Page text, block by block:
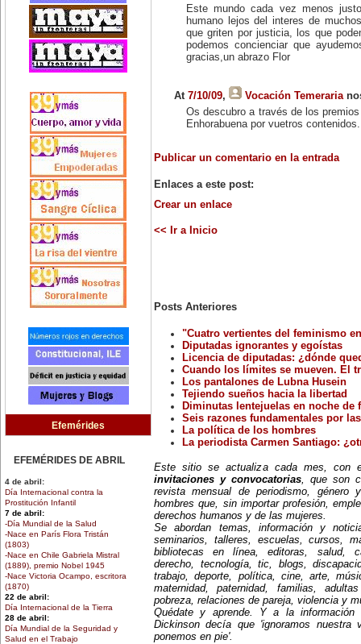
Efemérides
EFEMÉRIDES DE ABRIL
4 de abril:
Día Internacional contra la
Prostitución Infantil
7 de abril:
-Día Mundial de la Salud
-Nace en París Flora Tristán
(1803)
-Nace en Chile Gabriela Mistral
(1889), premio Nobel 1945
-Nace Victoria Ocampo, escritora
(1870)
22 de abril:
Día Internacional de la Tierra
28 de abril:
Día Mundial de la Seguridad y
Salud en el Trabajo
Este mundo cada vez menos
humano lejos del interes de
que griten por justicia, los que
podemos concienciar que
gracias,un abrazo Flor
At 7/10/09, Vocación Temeraria
Os descubro a través de los
Enhorabuena por vuetros contenidos.
Publicar un comentario en la entrada
Enlaces a este post:
Crear un enlace
<< Ir a Inicio
Posts Anteriores
"Cuatro vertientes del feminismo
Diputadas ignorantes y egoístas
Licencia de diputadas: ¿dónde
Cuando los límites se mueven. El
Los pantalones de Lubna Husein
Tejiendo sueños hacia la libertad
Diminutas lentejuelas en noche de
Seis razones fundamentales por
La política de los hombres
La periodista Carmen Santiago:
Este sitio se actualiza cada mes, con
invitaciones y convocatorias, que son
revista mensual de periodismo, género
hombres que, sin importar profesión,
derechos humanos y de las mujeres.
Se abordan temas, información y
seminarios, talleres, escuelas, cursos,
bibliotecas en línea, editoras, salud,
derecho, tecnología, tic, blogs,
trabajo, deporte, política, cine, arte,
maternidad, paternidad, familias,
pobreza, relaciones de pareja, violencia y
Quédate y aprende. Y a la
Dickinson decía que 'ignoramos nuestra
ponemos en pie'.